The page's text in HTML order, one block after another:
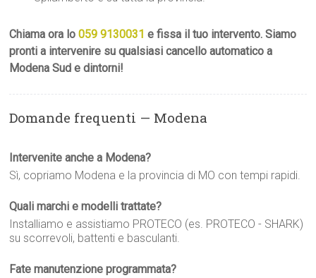
Chiama ora lo059 9130031 e fissa il tuo intervento. Siamo
pronti a intervenire su qualsiasi cancello automatico a
Modena Sud e dintorni!
Domande frequenti — Modena
Intervenite anche a Modena?
Sì, copriamo Modena e la provincia di MO con tempi rapidi.
Quali marchi e modelli trattate?
Installiamo e assistiamo PROTECO (es. PROTECO - SHARK)
su scorrevoli, battenti e basculanti.
Fate manutenzione programmata?